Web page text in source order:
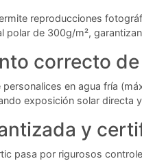
reproducciones
polar de 300g/m²,
correcto
en agua fría
exposición solar
y
pasa por rigurosos